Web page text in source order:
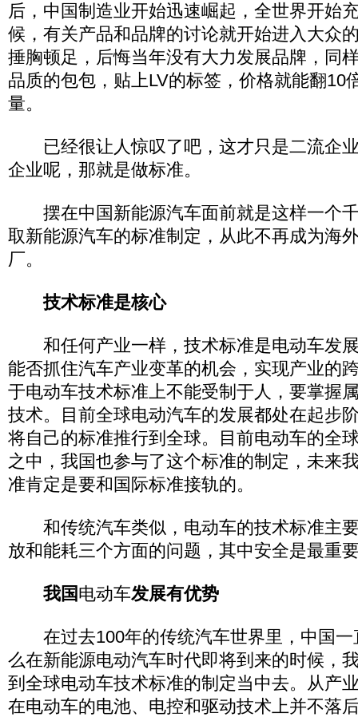
后，中国制造业开始迅速崛起，全世界开始
候，有关产品和品牌的讨论就开始进入大众
捶胸顿足，后悔当年没有大力发展品牌，同
品质的包包，贴上LV的标签，价格就能翻10
量。
已经很让人惊叹了吧，这才只是二流企
企业呢，那就是做标准。
摆在中国新能源汽车面前就是这样一个
取新能源汽车的标准制定，从此不再成为海
厂。
技术标准是核心
和任何产业一样，技术标准是电动车发
能否抓住汽车产业变革的机会，实现产业的
于电动车技术标准上不能受制于人，要掌握
技术。目前全球电动汽车的发展都处在起步
将自己的标准推行到全球。目前电动车的全
之中，我国也参与了这个标准的制定，未来
准肯定是要和国际标准接轨的。
和传统汽车类似，电动车的技术标准主
放和能耗三个方面的问题，其中安全是最重
我国电动车发展有优势
在过去100年的传统汽车世界里，中国一
么在新能源电动汽车时代即将到来的时候，
到全球电动车技术标准的制定当中去。从产
在电动车的电池、电控和驱动技术上并不落